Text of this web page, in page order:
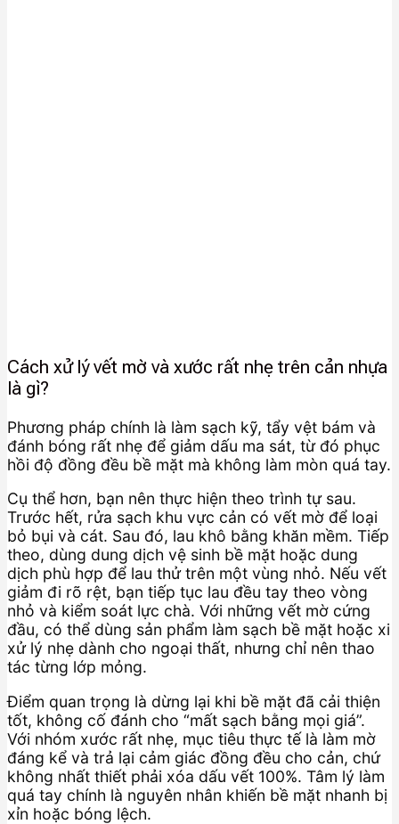
Cách xử lý vết mờ và xước rất nhẹ trên cản nhựa
là gì?
Phương pháp chính là làm sạch kỹ, tẩy vệt bám và
đánh bóng rất nhẹ để giảm dấu ma sát, từ đó phục
hồi độ đồng đều bề mặt mà không làm mòn quá tay.
Cụ thể hơn, bạn nên thực hiện theo trình tự sau.
Trước hết, rửa sạch khu vực cản có vết mờ để loại
bỏ bụi và cát. Sau đó, lau khô bằng khăn mềm. Tiếp
theo, dùng dung dịch vệ sinh bề mặt hoặc dung
dịch phù hợp để lau thử trên một vùng nhỏ. Nếu vết
giảm đi rõ rệt, bạn tiếp tục lau đều tay theo vòng
nhỏ và kiểm soát lực chà. Với những vết mờ cứng
đầu, có thể dùng sản phẩm làm sạch bề mặt hoặc xi
xử lý nhẹ dành cho ngoại thất, nhưng chỉ nên thao
tác từng lớp mỏng.
Điểm quan trọng là dừng lại khi bề mặt đã cải thiện
tốt, không cố đánh cho “mất sạch bằng mọi giá”.
Với nhóm xước rất nhẹ, mục tiêu thực tế là làm mờ
đáng kể và trả lại cảm giác đồng đều cho cản, chứ
không nhất thiết phải xóa dấu vết 100%. Tâm lý làm
quá tay chính là nguyên nhân khiến bề mặt nhanh bị
xỉn hoặc bóng lệch.